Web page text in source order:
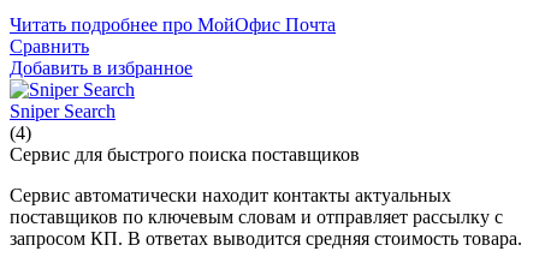
Читать подробнее про МойОфис Почта
Сравнить
Добавить в избранное
Sniper Search
(4)
Сервис для быстрого поиска поставщиков
Сервис автоматически находит контакты актуальных
поставщиков по ключевым словам и отправляет рассылку с
запросом КП. В ответах выводится средняя стоимость товара.